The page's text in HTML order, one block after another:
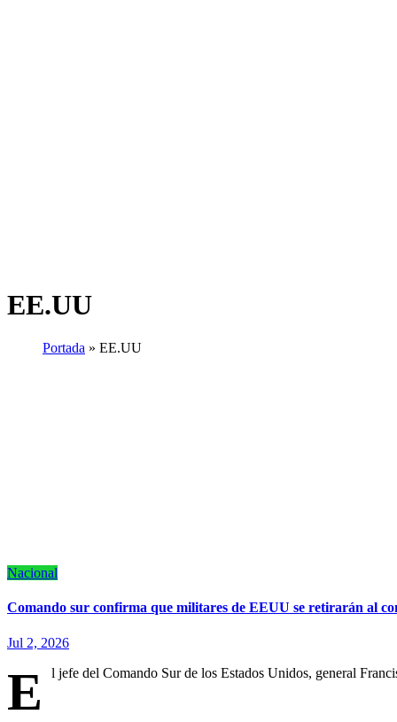
EE.UU
Portada » EE.UU
Nacional
Comando sur confirma que militares de EEUU se retirarán al
Jul 2, 2026
E l jefe del Comando Sur de los Estados Unidos, general